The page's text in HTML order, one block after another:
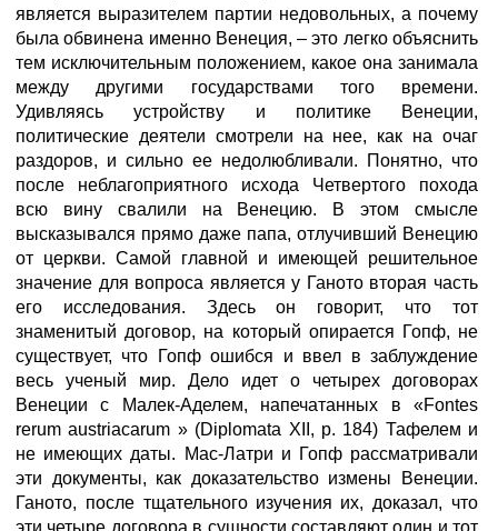
является выразителем партии недовольных, а почему
была обвинена именно Венеция, – это легко объяснить
тем исключительным положением, какое она занимала
между другими государствами того времени.
Удивляясь устройству и политике Венеции,
политические деятели смотрели на нее, как на очаг
раздоров, и сильно ее недолюбливали. Понятно, что
после неблагоприятного исхода Четвертого похода
всю вину свалили на Венецию. В этом смысле
высказывался прямо даже папа, отлучивший Венецию
от церкви. Самой главной и имеющей решительное
значение для вопроса является у Ганото вторая часть
его исследования. Здесь он говорит, что тот
знаменитый договор, на который опирается Гопф, не
существует, что Гопф ошибся и ввел в заблуждение
весь ученый мир. Дело идет о четырех договорах
Венеции с Малек-Аделем, напечатанных в «Fontes
rerum austriacarum » (Diplomata XII, р. 184) Тафелем и
не имеющих даты. Мас-Латри и Гопф рассматривали
эти документы, как доказательство измены Венеции.
Ганото, после тщательного изучения их, доказал, что
эти четыре договора в сущности составляют один и тот